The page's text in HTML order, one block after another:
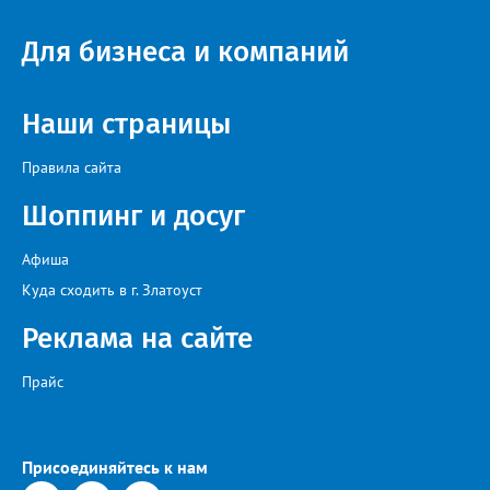
оперативно делиться информацией со всеми
заинтересованными – от поставщика тепла до конечных
Для бизнеса и компаний
Наши страницы
Правила сайта
Шоппинг и досуг
Афиша
Куда сходить в г. Златоуст
Реклама на сайте
Прайс
Присоединяйтесь к нам